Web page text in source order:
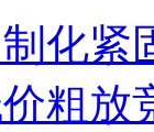
化紧
粗放